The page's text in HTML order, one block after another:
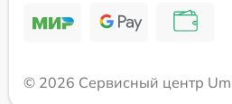
© 2026 Сервисный центр